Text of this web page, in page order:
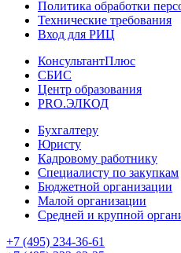
Политика обработки
Технические требования
Вход для РИЦ
КонсультантПлюс
СБИС
Центр образования
PRO.ЭЛКОД
Бухгалтеру
Юристу
Кадровому работнику
Специалисту по закупкам
Бюджетной организации
Малой организации
Средней и крупной
+7 (495) 234-36-61